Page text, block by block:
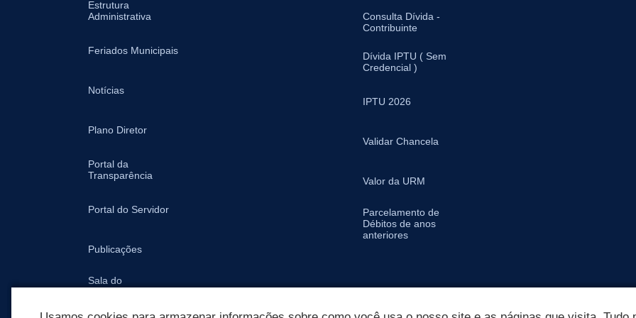
Estrutura
Administrativa
Feriados Municipais
Notícias
Plano Diretor
Portal da
Transparência
Portal do Servidor
Publicações
Sala do
Consulta Dívida -
Contribuinte
Dívida IPTU ( Sem
Credencial )
IPTU 2026
Validar Chancela
Valor da URM
Parcelamento de
Débitos de anos
anteriores